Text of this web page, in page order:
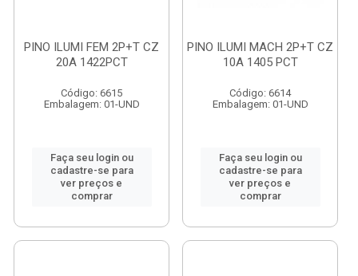
PINO ILUMI FEM 2P+T CZ
20A 1422PCT
Código: 6615
Embalagem: 01-UND
Faça seu login ou
cadastre-se para
ver preços e
comprar
PINO ILUMI MACH 2P+T CZ
10A 1405 PCT
Código: 6614
Embalagem: 01-UND
Faça seu login ou
cadastre-se para
ver preços e
comprar